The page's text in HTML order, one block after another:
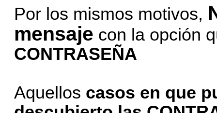
Por los mismos motivos,
mensaje con la opción
CONTRASEÑA
Aquellos casos en que